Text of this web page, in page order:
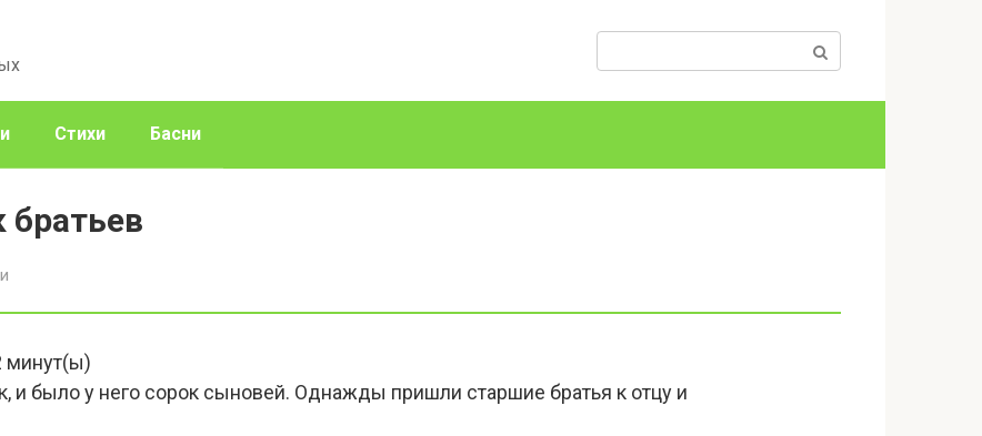
Стихи Басни
братьев
минут(ы)
и было у него сорок сыновей. Однажды пришли старшие братья к отцу и